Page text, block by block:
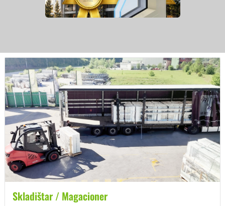
Tržište
24. JULA 2026.
Skladištar / Magacioner